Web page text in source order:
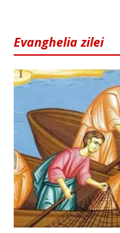
Evanghelia zilei